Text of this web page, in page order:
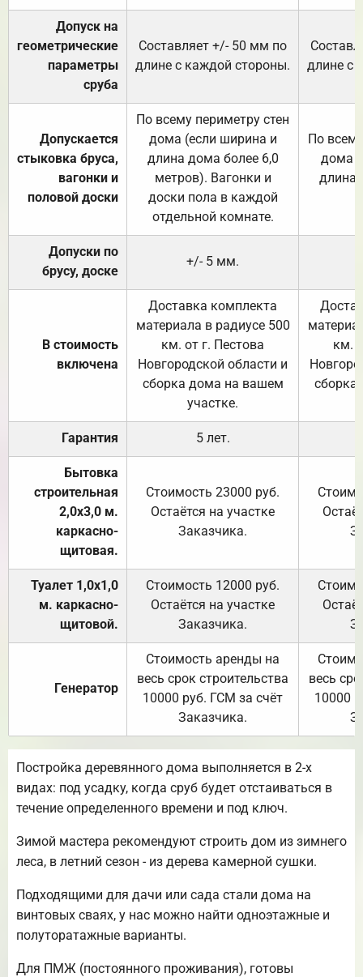
Допуск на
геометрические
параметры
сруба
Составляет +/- 50 мм по
длине с каждой стороны.
длине с
Допускается
стыковка бруса,
вагонки и
половой доски
По всему периметру стен
дома (если ширина и
длина дома более 6,0
метров). Вагонки и
доски пола в каждой
отдельной комнате.
По
дома
длина
Допуски по
брусу, доске
+/- 5 мм.
В стоимость
включена
Доставка комплекта
материала в радиусе 500
км. от г. Пестова
Новгородской области и
сборка дома на вашем
участке.
км.
Гарантия 5 лет.
Бытовка
строительная
2,0х3,0 м.
каркасно-
щитовая.
Стоимость 23000 руб.
Остаётся на участке
Заказчика.
Туалет 1,0х1,0
м. каркасно-
щитовой.
Стоимость 12000 руб.
Остаётся на участке
Заказчика.
Генератор
Стоимость аренды на
весь срок строительства
10000 руб. ГСМ за счёт
Заказчика.
весь
10000
Постройка деревянного дома выполняется в 2-х
видах: под усадку, когда сруб будет отстаиваться в
течение определенного времени и под ключ.
Зимой мастера рекомендуют строить дом из зимнего
леса, в летний сезон - из дерева камерной сушки.
Подходящими для дачи или сада стали дома на
винтовых сваях, у нас можно найти одноэтажные и
полуторатажные варианты.
Для ПМЖ (постоянного проживания), готовы